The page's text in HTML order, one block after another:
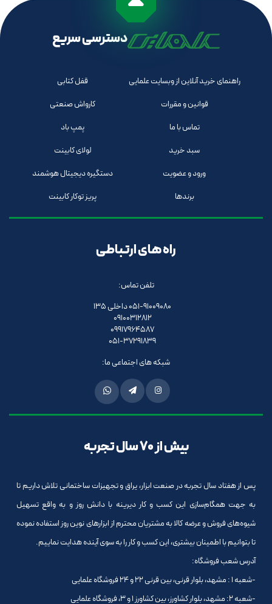
دسترسی سریع
راهنمای خرید آنلاین از وبسایت علمایی
قوانین و مقررات
تماس با ما
سبد خرید
ورود و عضویت
برندها
قفل کتابی
کارواش صنعتی
پمپ باد
لولای کابینت
دستگیره دیجیتال هوشمند
پریز توکار کابینت
راه های ارتباطی
تلفن تماس:
051-91009080 داخلی 135
09100312812
09917964587
051-37291839
شبکه های اجتماعی ما:
بیش از 70 سال تجربه
پس از هفتاد سال تجربه در صنعت ابزار، یراق و تجهیزات ساختمانی تلاش داریم تا
به جهت همگام‌سازی این کسب و کار دیرینه با دانش روز و به واقع تسهیل
شیوه‌های فروش و عرضه کالا به مشتریان محترم از ابزارهای نوین روز استفاده نموده
تا بتوانیم با اطمینان بیشتری، این کسب و کار را به سوی آینده هدایت نماییم.
آدرس شعب فروشگاه:
-شعبه 1 : مشهد، بلوار قرنی، بین قرنی 22 و 24 فروشگاه علمایی
-شعبه 2: مشهد، بلوار کشاورز، بین کشاورز 1 و 3، فروشگاه علمایی